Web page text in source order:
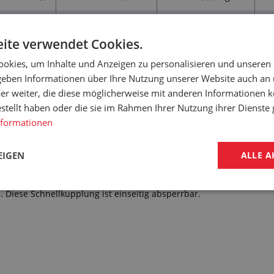
über die MwSt-Abrechnung.
FÜR LUFT
Schnellkupplung ist einseitig absperrbar.
verwendet Cookies.
um Inhalte und Anzeigen zu personalisieren und
Informationen über Ihre Nutzung unserer Website auch an
weiter, die diese möglicherweise mit anderen Informationen
haben oder die sie im Rahmen Ihrer Nutzung ihrer Dienste
ALLE